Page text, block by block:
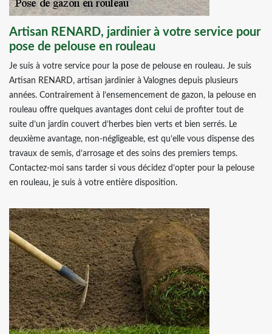
Artisan RENARD, jardinier à votre service pour
pose de pelouse en rouleau
Je suis à votre service pour la pose de pelouse en rouleau. Je suis
Artisan RENARD, artisan jardinier à Valognes depuis plusieurs
années. Contrairement à l’ensemencement de gazon, la pelouse en
rouleau offre quelques avantages dont celui de profiter tout de
suite d’un jardin couvert d’herbes bien verts et bien serrés. Le
deuxième avantage, non-négligeable, est qu’elle vous dispense des
travaux de semis, d’arrosage et des soins des premiers temps.
Contactez-moi sans tarder si vous décidez d’opter pour la pelouse
en rouleau, je suis à votre entière disposition.